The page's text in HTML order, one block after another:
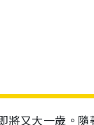
將又大一歲。隨